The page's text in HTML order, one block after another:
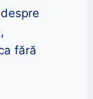
fără